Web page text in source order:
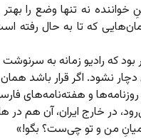
خواننده نه تنها وضع را
که تا به حال رفته
بود که رادیو زمانه به
دچار نشود. اگر قرار باشد همان
و هفته‌نامه‌های
در خارج ایران، آن هم در
من و تو چی‌ست؟ بگو!»